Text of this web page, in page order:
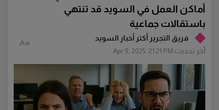
فريق التجرير أكتر أخبار السويد
أخر تحديث Apr 9, 2025, 21:21 PM
أماكن العمل في السويد قد تنتهي
باستقالات جماعية